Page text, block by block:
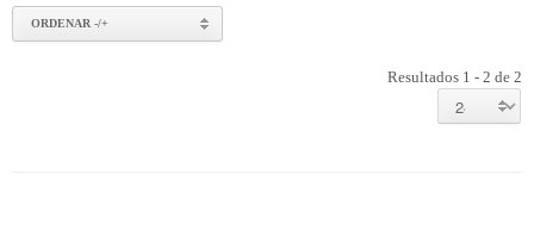
ORDENAR -/+
Resultados 1 - 2 de 2